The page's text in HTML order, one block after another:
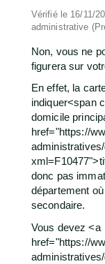
Vérifié le 16/11/
administrative
Non, vous ne
figurera sur
En effet, la
indiquer<span
domicile
href="https://
donc pas
département
secondaire.
Vous devez <a
href="https://